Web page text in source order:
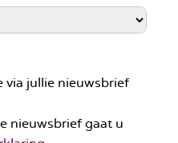
via jullie nieuwsbrief
nieuwsbrief gaat u